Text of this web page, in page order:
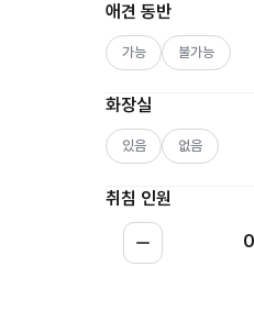
애견 동반
가능 불가능
화장실
있음 없음
취침 인원
0